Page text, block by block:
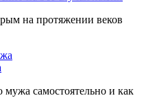
на протяжении веков
самостоятельно и как